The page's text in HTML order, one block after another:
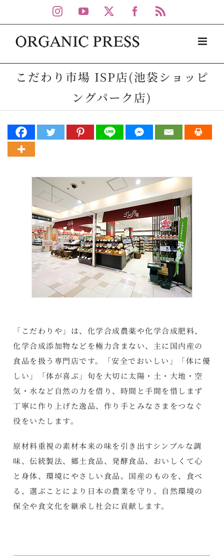
to
content
Instagram
YouTube Facebook
こだわり市場 ISP店(池袋ショッピ
ングパーク店)
「こだわりや」は、化学合成農薬や化学合成肥料、
化学合成添加物などを極力含まない、主に国内産の
食品を扱う専門店です。「安全でおいしい」「体に優
しい」「体が喜ぶ」旬を大切に太陽・土・大地・空
気・水など自然の力を借り、時間と手間を惜しまず
丁寧に作り上げた逸品、作り手とみなさまをつなぐ
役をいたします。
原材料重視の素材本来の味を引き出すシンプルな調
味、伝統製法、郷土食品、発酵食品、おいしくて心
と身体、環境にやさしい食品。国産のものを、食べ
る、選ぶことにより日本の農業を守り、自然環境の
保全や食文化を継承し社会に貢献します。